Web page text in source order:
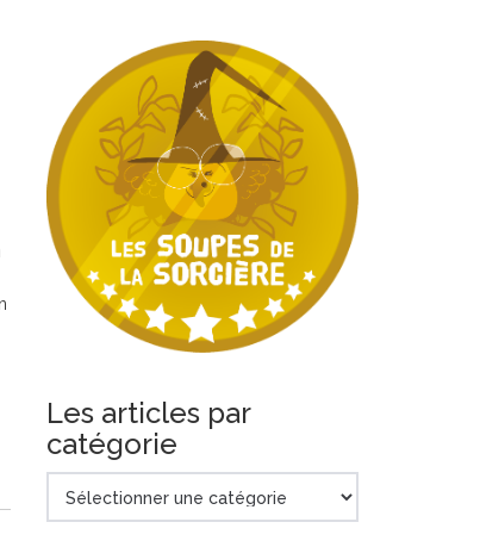
Les articles par
catégorie
articles